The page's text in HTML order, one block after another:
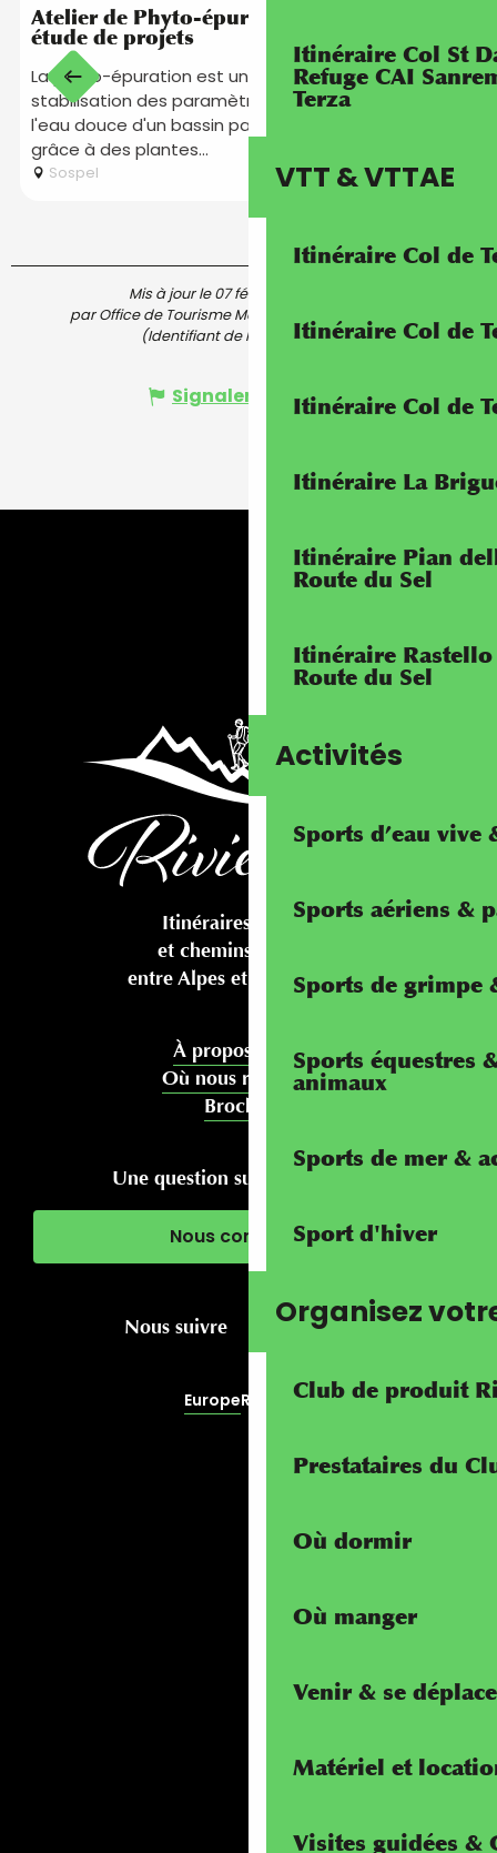
Itinéraire Col St
Refuge CAI
Terza
VTT & VTTAE
Itinéraire Col de
Itinéraire Col de
Itinéraire Col de
Itinéraire La
Itinéraire Pian
Route du Sel
Itinéraire
Route du Sel
Activités
Sports d’eau vive
Sports aériens &
Sports de grimpe
Sports équestres
animaux
Sports de mer &
Sport d'hiver
Organisez
Club de produit
Prestataires du
Où dormir
Où manger
Venir & se
Matériel et
Visites guidées &
Atelier de Phyto-épuration - Théorie et
étude de projets ​
La phyto-épuration est une méthode naturelle de
stabilisation des paramètres physico-chimiques de
l'eau douce d'un bassin par épuration du milieu
grâce à des plantes...
Sospel
Mis à jour le 07 février 2026 à 09:37
par Office de Tourisme Menton, Riviera & Merveilles
(Identifiant de l'offre : 7672973)
Signaler une erreur
Itinéraires cyclables
et chemins pédestres
entre Alpes et Méditerranée
À propos de nous
Où nous rencontrer
Brochures
Une question sur votre séjour ?
Nous contacter
Nous suivre
EuropeRivierALP